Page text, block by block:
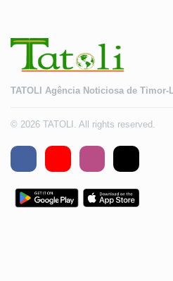
TATOLI Agência Noticiosa de Timor-
© 2026 TATOLI. All rights reserved.